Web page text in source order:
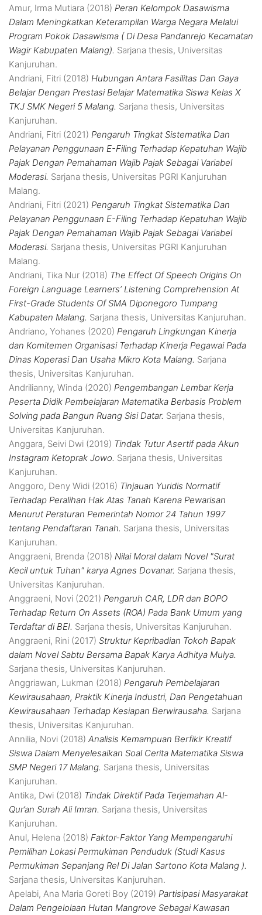
Amur, Irma Mutiara (2018) Peran Kelompok Dasawisma
Dalam Meningkatkan Keterampilan Warga Negara Melalui
Program Pokok Dasawisma ( Di Desa Pandanrejo Kecamatan
Wagir Kabupaten Malang). Sarjana thesis, Universitas
Kanjuruhan.
Andriani, Fitri (2018) Hubungan Antara Fasilitas Dan Gaya
Belajar Dengan Prestasi Belajar Matematika Siswa Kelas X
TKJ SMK Negeri 5 Malang. Sarjana thesis, Universitas
Kanjuruhan.
Andriani, Fitri (2021) Pengaruh Tingkat Sistematika Dan
Pelayanan Penggunaan E-Filing Terhadap Kepatuhan Wajib
Pajak Dengan Pemahaman Wajib Pajak Sebagai Variabel
Moderasi. Sarjana thesis, Universitas PGRI Kanjuruhan
Malang.
Andriani, Fitri (2021) Pengaruh Tingkat Sistematika Dan
Pelayanan Penggunaan E-Filing Terhadap Kepatuhan Wajib
Pajak Dengan Pemahaman Wajib Pajak Sebagai Variabel
Moderasi. Sarjana thesis, Universitas PGRI Kanjuruhan
Malang.
Andriani, Tika Nur (2018) The Effect Of Speech Origins On
Foreign Language Learners’ Listening Comprehension At
First-Grade Students Of SMA Diponegoro Tumpang
Kabupaten Malang. Sarjana thesis, Universitas Kanjuruhan.
Andriano, Yohanes (2020) Pengaruh Lingkungan Kinerja
dan Komitemen Organisasi Terhadap Kinerja Pegawai Pada
Dinas Koperasi Dan Usaha Mikro Kota Malang. Sarjana
thesis, Universitas Kanjuruhan.
Andrilianny, Winda (2020) Pengembangan Lembar Kerja
Peserta Didik Pembelajaran Matematika Berbasis Problem
Solving pada Bangun Ruang Sisi Datar. Sarjana thesis,
Universitas Kanjuruhan.
Anggara, Seivi Dwi (2019) Tindak Tutur Asertif pada Akun
Instagram Ketoprak Jowo. Sarjana thesis, Universitas
Kanjuruhan.
Anggoro, Deny Widi (2016) Tinjauan Yuridis Normatif
Terhadap Peralihan Hak Atas Tanah Karena Pewarisan
Menurut Peraturan Pemerintah Nomor 24 Tahun 1997
tentang Pendaftaran Tanah. Sarjana thesis, Universitas
Kanjuruhan.
Anggraeni, Brenda (2018) Nilai Moral dalam Novel "Surat
Kecil untuk Tuhan" karya Agnes Dovanar. Sarjana thesis,
Universitas Kanjuruhan.
Anggraeni, Novi (2021) Pengaruh CAR, LDR dan BOPO
Terhadap Return On Assets (ROA) Pada Bank Umum yang
Terdaftar di BEI. Sarjana thesis, Universitas Kanjuruhan.
Anggraeni, Rini (2017) Struktur Kepribadian Tokoh Bapak
dalam Novel Sabtu Bersama Bapak Karya Adhitya Mulya.
Sarjana thesis, Universitas Kanjuruhan.
Anggriawan, Lukman (2018) Pengaruh Pembelajaran
Kewirausahaan, Praktik Kinerja Industri, Dan Pengetahuan
Kewirausahaan Terhadap Kesiapan Berwirausaha. Sarjana
thesis, Universitas Kanjuruhan.
Annilia, Novi (2018) Analisis Kemampuan Berfikir Kreatif
Siswa Dalam Menyelesaikan Soal Cerita Matematika Siswa
SMP Negeri 17 Malang. Sarjana thesis, Universitas
Kanjuruhan.
Antika, Dwi (2018) Tindak Direktif Pada Terjemahan Al-
Qur’an Surah Ali Imran. Sarjana thesis, Universitas
Kanjuruhan.
Anul, Helena (2018) Faktor-Faktor Yang Mempengaruhi
Pemilihan Lokasi Permukiman Penduduk (Studi Kasus
Permukiman Sepanjang Rel Di Jalan Sartono Kota Malang ).
Sarjana thesis, Universitas Kanjuruhan.
Apelabi, Ana Maria Goreti Boy (2019) Partisipasi Masyarakat
Dalam Pengelolaan Hutan Mangrove Sebagai Kawasan